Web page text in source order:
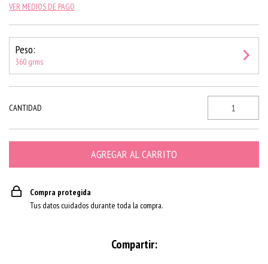
VER MEDIOS DE PAGO
Peso:
360 grms
CANTIDAD
Compra protegida
Tus datos cuidados durante toda la compra.
Compartir: